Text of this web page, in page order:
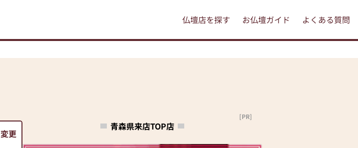
仏壇店を探す お仏壇ガイド よくある質問
変更
青森県来店TOP店
[PR]